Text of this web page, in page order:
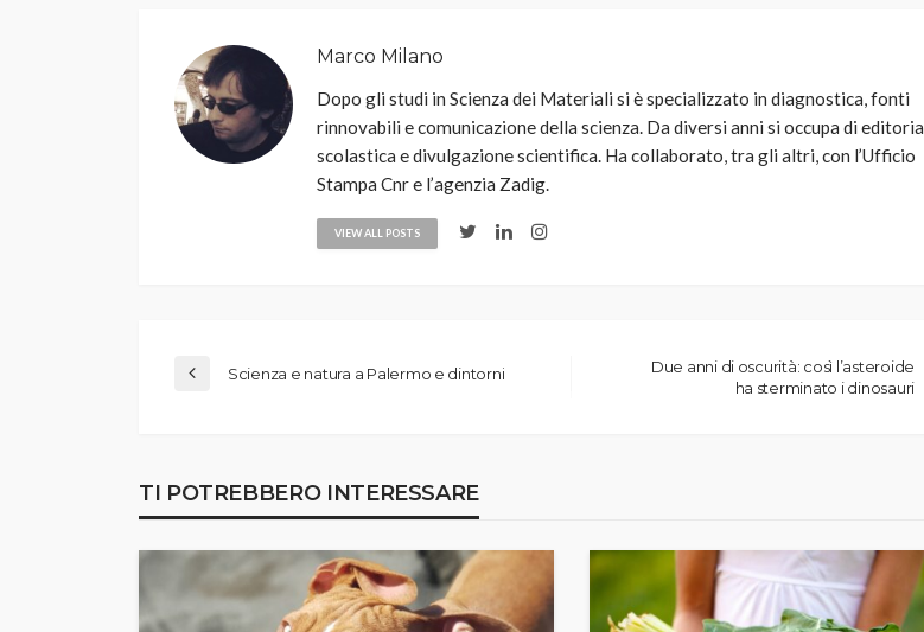
Marco Milano
Dopo gli studi in Scienza dei Materiali si è specializzato in diagnostica, fonti
rinnovabili e comunicazione della scienza. Da diversi anni si occupa di editoria
scolastica e divulgazione scientifica. Ha collaborato, tra gli altri, con l’Ufficio
Stampa Cnr e l’agenzia Zadig.
VIEW ALL POSTS
Scienza e natura a Palermo e dintorni
Due anni di oscurità: così l’asteroide
ha sterminato i dinosauri
TI POTREBBERO INTERESSARE